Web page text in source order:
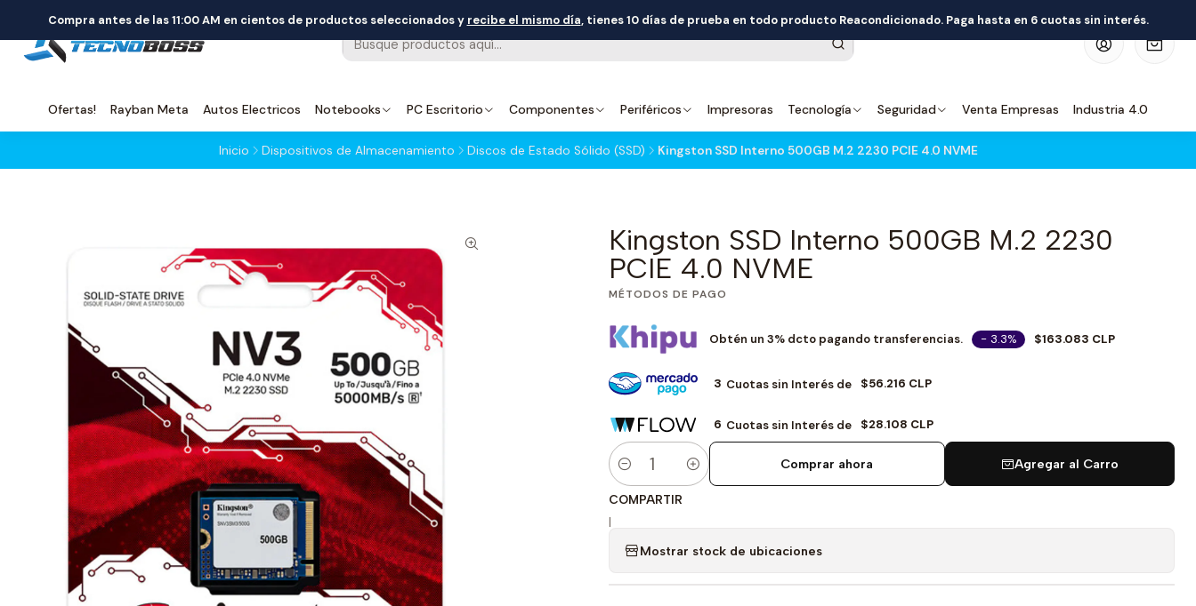
Ofertas! Rayban Meta Autos Electricos Notebooks PC Escritorio Componentes Periféricos Impresoras Tecnología Seguridad Venta Empresas Industria 4.0
Compra antes de las 11:00 AM en cientos de productos seleccionados y recibe el mismo día, tienes 10 días de prueba en todo producto Reacondicionado. Paga hasta en 6 cuotas sin interés.
Inicio Dispositivos de Almacenamiento Discos de Estado Sólido (SSD) Kingston SSD Interno 500GB M.2 2230 PCIE 4.0 NVME
Kingston SSD Interno 500GB M.2 2230
PCIE 4.0 NVME
MÉTODOS DE PAGO
Obtén un 3% dcto pagando transferencias. - 3.3% $163.083 CLP
3 Cuotas sin Interés de $56.216 CLP
6 Cuotas sin Interés de $28.108 CLP
Cantidad
Agregar al Carro
Comprar ahora
COMPARTIR
|
Mostrar stock de ubicaciones